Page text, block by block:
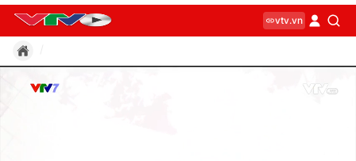
vtv.vn